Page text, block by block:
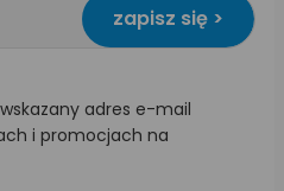
zapisz się >
adres e-mail
i promocjach na